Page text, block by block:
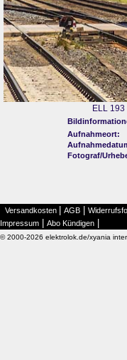
ELL
Aufnahmeort:
Fotograf/
Versandkosten AGB
Impressum Abo Kündigen
© 2000-2026 elektrolok.de/xyania